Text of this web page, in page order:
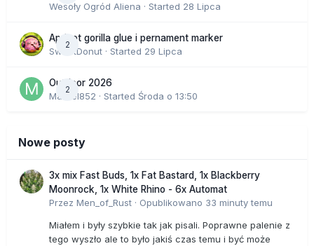
Wesoły Ogród Aliena · Started 28 Lipca
2
Apricot gorilla glue i pernament marker
SweetDonut · Started 29 Lipca
2
Outdoor 2026
Marcel852 · Started Środa o 13:50
Nowe posty
3x mix Fast Buds, 1x Fat Bastard, 1x Blackberry
Moonrock, 1x White Rhino - 6x Automat
Przez Men_of_Rust · Opublikowano 33 minuty temu
Miałem i były szybkie tak jak pisali. Poprawne palenie z
tego wyszło ale to było jakiś czas temu i być może